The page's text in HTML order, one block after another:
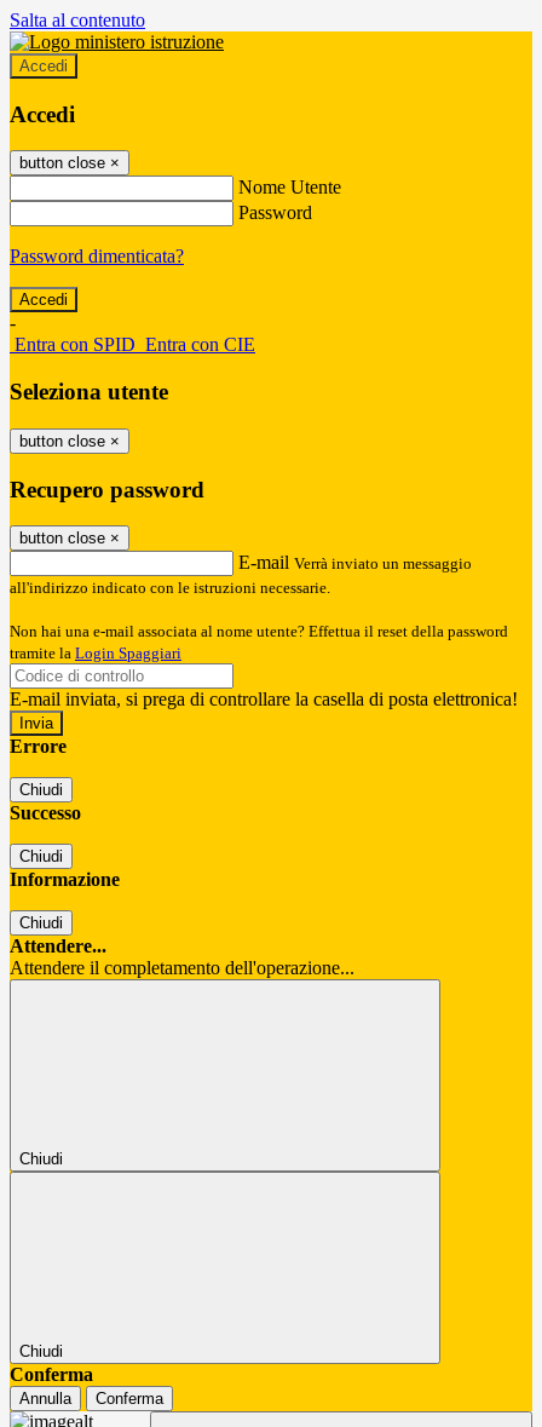
Salta al contenuto
Accedi
Accedi
button close ×
Nome Utente
Password
Password dimenticata?
-
Entra con SPID Entra con CIE
Seleziona utente
button close ×
Recupero password
button close ×
E-mail Verrà inviato un messaggio
all'indirizzo indicato con le istruzioni necessarie.
Non hai una e-mail associata al nome utente? Effettua il reset della password
tramite la Login Spaggiari
E-mail inviata, si prega di controllare la casella di posta elettronica!
Errore
Chiudi
Successo
Chiudi
Informazione
Chiudi
Attendere...
Attendere il completamento dell'operazione...
Chiudi
Chiudi
Conferma
Annulla Conferma